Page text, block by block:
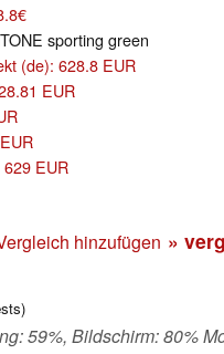
sporting green
(de): 628.8 EUR
EUR
EUR
hinzufügen »
59%, Bildschirm: 80%